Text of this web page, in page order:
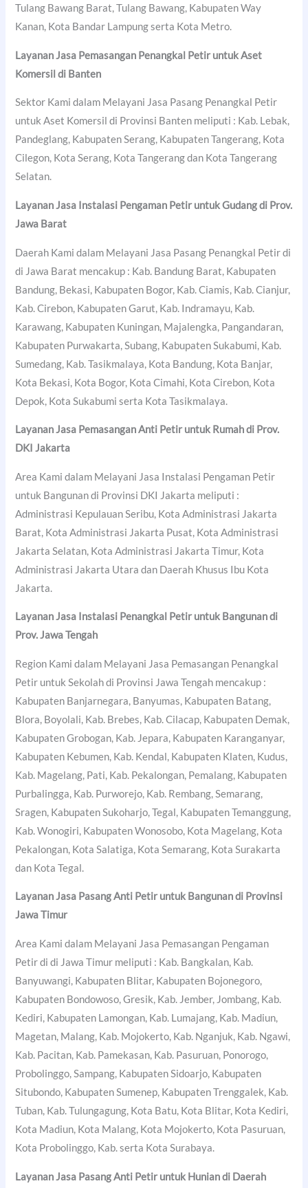
Tulang Bawang Barat, Tulang Bawang, Kabupaten Way
Kanan, Kota Bandar Lampung serta Kota Metro.
Layanan Jasa Pemasangan Penangkal Petir untuk Aset
Komersil di Banten
Sektor Kami dalam Melayani Jasa Pasang Penangkal Petir
untuk Aset Komersil di Provinsi Banten meliputi : Kab. Lebak,
Pandeglang, Kabupaten Serang, Kabupaten Tangerang, Kota
Cilegon, Kota Serang, Kota Tangerang dan Kota Tangerang
Selatan.
Layanan Jasa Instalasi Pengaman Petir untuk Gudang di Prov.
Jawa Barat
Daerah Kami dalam Melayani Jasa Pasang Penangkal Petir di
di Jawa Barat mencakup : Kab. Bandung Barat, Kabupaten
Bandung, Bekasi, Kabupaten Bogor, Kab. Ciamis, Kab. Cianjur,
Kab. Cirebon, Kabupaten Garut, Kab. Indramayu, Kab.
Karawang, Kabupaten Kuningan, Majalengka, Pangandaran,
Kabupaten Purwakarta, Subang, Kabupaten Sukabumi, Kab.
Sumedang, Kab. Tasikmalaya, Kota Bandung, Kota Banjar,
Kota Bekasi, Kota Bogor, Kota Cimahi, Kota Cirebon, Kota
Depok, Kota Sukabumi serta Kota Tasikmalaya.
Layanan Jasa Pemasangan Anti Petir untuk Rumah di Prov.
DKI Jakarta
Area Kami dalam Melayani Jasa Instalasi Pengaman Petir
untuk Bangunan di Provinsi DKI Jakarta meliputi :
Administrasi Kepulauan Seribu, Kota Administrasi Jakarta
Barat, Kota Administrasi Jakarta Pusat, Kota Administrasi
Jakarta Selatan, Kota Administrasi Jakarta Timur, Kota
Administrasi Jakarta Utara dan Daerah Khusus Ibu Kota
Jakarta.
Layanan Jasa Instalasi Penangkal Petir untuk Bangunan di
Prov. Jawa Tengah
Region Kami dalam Melayani Jasa Pemasangan Penangkal
Petir untuk Sekolah di Provinsi Jawa Tengah mencakup :
Kabupaten Banjarnegara, Banyumas, Kabupaten Batang,
Blora, Boyolali, Kab. Brebes, Kab. Cilacap, Kabupaten Demak,
Kabupaten Grobogan, Kab. Jepara, Kabupaten Karanganyar,
Kabupaten Kebumen, Kab. Kendal, Kabupaten Klaten, Kudus,
Kab. Magelang, Pati, Kab. Pekalongan, Pemalang, Kabupaten
Purbalingga, Kab. Purworejo, Kab. Rembang, Semarang,
Sragen, Kabupaten Sukoharjo, Tegal, Kabupaten Temanggung,
Kab. Wonogiri, Kabupaten Wonosobo, Kota Magelang, Kota
Pekalongan, Kota Salatiga, Kota Semarang, Kota Surakarta
dan Kota Tegal.
Layanan Jasa Pasang Anti Petir untuk Bangunan di Provinsi
Jawa Timur
Area Kami dalam Melayani Jasa Pemasangan Pengaman
Petir di di Jawa Timur meliputi : Kab. Bangkalan, Kab.
Banyuwangi, Kabupaten Blitar, Kabupaten Bojonegoro,
Kabupaten Bondowoso, Gresik, Kab. Jember, Jombang, Kab.
Kediri, Kabupaten Lamongan, Kab. Lumajang, Kab. Madiun,
Magetan, Malang, Kab. Mojokerto, Kab. Nganjuk, Kab. Ngawi,
Kab. Pacitan, Kab. Pamekasan, Kab. Pasuruan, Ponorogo,
Probolinggo, Sampang, Kabupaten Sidoarjo, Kabupaten
Situbondo, Kabupaten Sumenep, Kabupaten Trenggalek, Kab.
Tuban, Kab. Tulungagung, Kota Batu, Kota Blitar, Kota Kediri,
Kota Madiun, Kota Malang, Kota Mojokerto, Kota Pasuruan,
Kota Probolinggo, Kab. serta Kota Surabaya.
Layanan Jasa Pasang Anti Petir untuk Hunian di Daerah